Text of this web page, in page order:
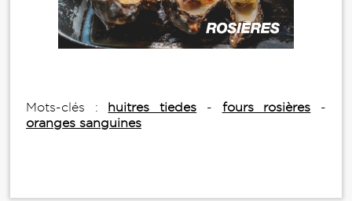
Mots-clés : huitres tiedes - fours rosières -
oranges sanguines